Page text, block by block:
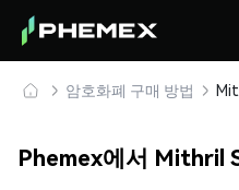
암호화폐 구매 방법
Phemex에서 Mithril